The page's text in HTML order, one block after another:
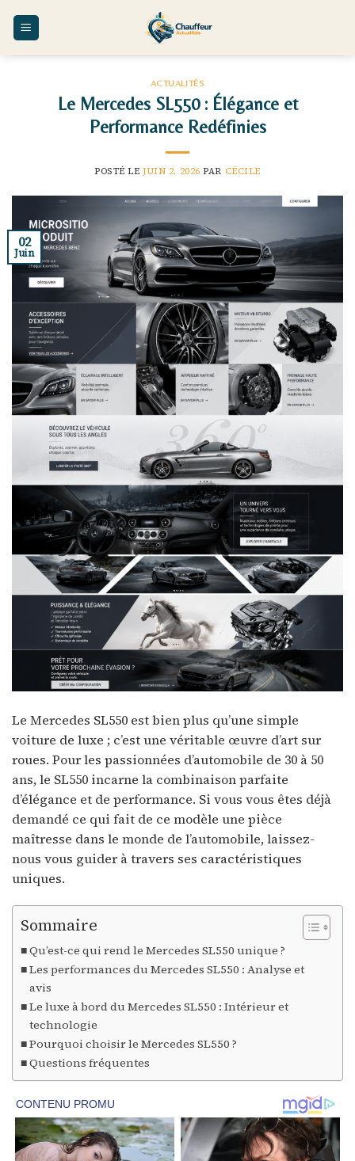
ACTUALITÉS
Le Mercedes SL550 : Élégance et
Performance Redéfinies
POSTÉ LEJUIN 2, 2026 PAR CÉCILE
02
Juin
Le Mercedes SL550 est bien plus qu’une simple
voiture de luxe ; c’est une véritable œuvre d’art sur
roues. Pour les passionnées d’automobile de 30 à 50
ans, le SL550 incarne la combinaison parfaite
d’élégance et de performance. Si vous vous êtes déjà
demandé ce qui fait de ce modèle une pièce
maîtresse dans le monde de l’automobile, laissez-
nous vous guider à travers ses caractéristiques
uniques.
Sommaire
Qu’est-ce qui rend le Mercedes SL550 unique ?
Les performances du Mercedes SL550 : Analyse et
avis
Le luxe à bord du Mercedes SL550 : Intérieur et
technologie
Pourquoi choisir le Mercedes SL550 ?
Questions fréquentes